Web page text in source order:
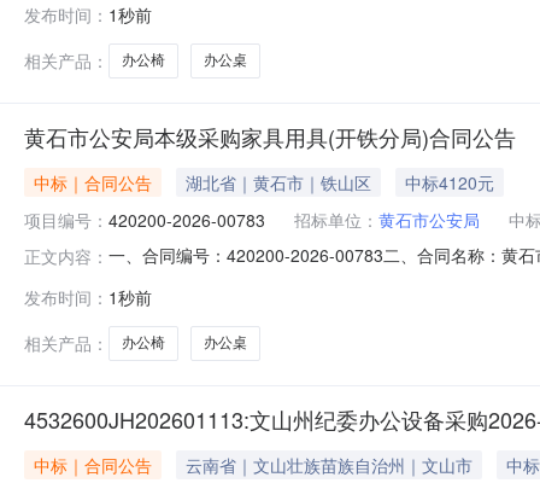
瑶族自治县吉田镇鹿鸣东路县府大楼201联系方式：
07
发布时间： 1秒前
相关产品：
办公椅 办公桌
黄石市公安局本级采购家具用具(开铁分局)合同公告
中标｜合同公告 湖北省｜黄石市｜铁山区
中标4120元
项目编号： 420200-2026-00783 招标单位： 黄石市公安局
中
正文内容： 一、合同编号：420200-2026-00783二、合同名称：黄
商行5、地址：黄石大道596号鄂东商城内6、联系方式
发布时间： 1秒前
相关产品：
办公椅 办公桌
4532600JH202601113:文山州纪委办公设备采购
中标｜合同公告 云南省｜文山壮族苗族自治州｜文山市
中